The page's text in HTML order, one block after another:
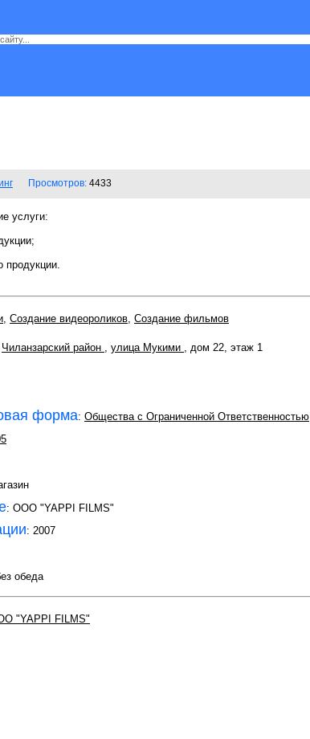
Просмотров: 4433
услуги:
продукции.
, Создание видеороликов, Создание фильмов
Чиланзарский район , улица Мукими , дом 22, этаж 1
форма: Общества с Ограниченной Ответственностью
: ООО "YAPPI FILMS"
: 2007
обеда
"YAPPI FILMS"